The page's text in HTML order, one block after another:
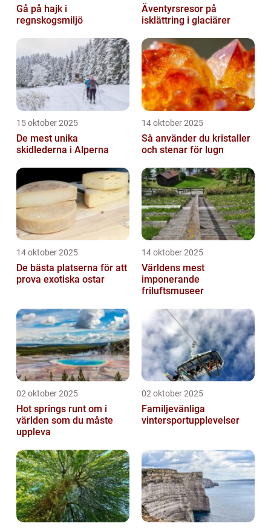
Gå på hajk i
regnskogsmiljö
Äventyrsresor på
isklättring i glaciärer
15 oktober 2025
De mest unika
skidlederna i Alperna
14 oktober 2025
Så använder du kristaller
och stenar för lugn
14 oktober 2025
De bästa platserna för att
prova exotiska ostar
14 oktober 2025
Världens mest
imponerande
friluftsmuseer
02 oktober 2025
Hot springs runt om i
världen som du måste
uppleva
02 oktober 2025
Familjevänliga
vintersportupplevelser